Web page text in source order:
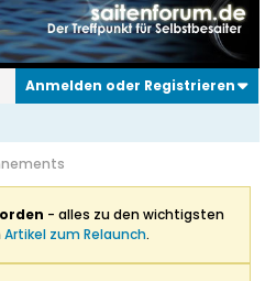
Anmelden oder Registrieren
- alles zu den wichtigsten
Artikel zum Relaunch.